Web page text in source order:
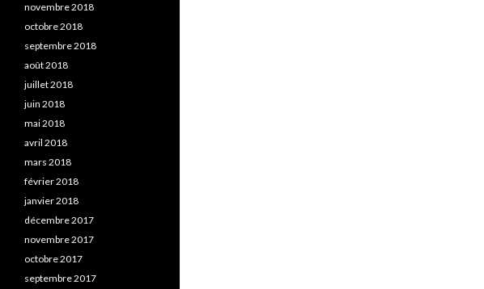
novembre 2018
octobre 2018
septembre 2018
août 2018
juillet 2018
juin 2018
mai 2018
avril 2018
mars 2018
février 2018
janvier 2018
décembre 2017
novembre 2017
octobre 2017
septembre 2017